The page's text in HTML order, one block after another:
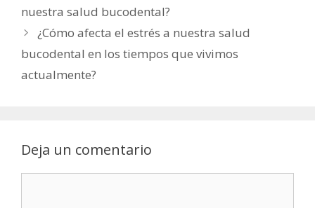
nuestra salud bucodental?
¿Cómo afecta el estrés a nuestra salud
bucodental en los tiempos que vivimos
actualmente?
Deja un comentario